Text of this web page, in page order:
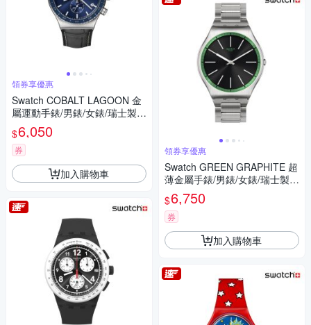
領券享優惠
Swatch COBALT LAGOON 金
屬運動手錶/男錶/女錶/瑞士製造
YVS496 (43mm)
$6,050
券
加入購物車
領券享優惠
Swatch GREEN GRAPHITE 超
薄金屬手錶/男錶/女錶/瑞士製造
SS07S128G (42mm)
$6,750
券
加入購物車